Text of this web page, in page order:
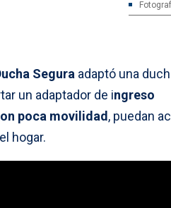
Segura adaptó una
un adaptador de ingreso
poca movilidad , puedan
hogar.